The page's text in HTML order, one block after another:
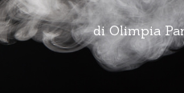
di Olimpia